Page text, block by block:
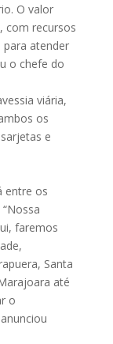
O valor
com recursos
para atender
o chefe do
viária,
os
e
entre os
faremos
Santa
até
o